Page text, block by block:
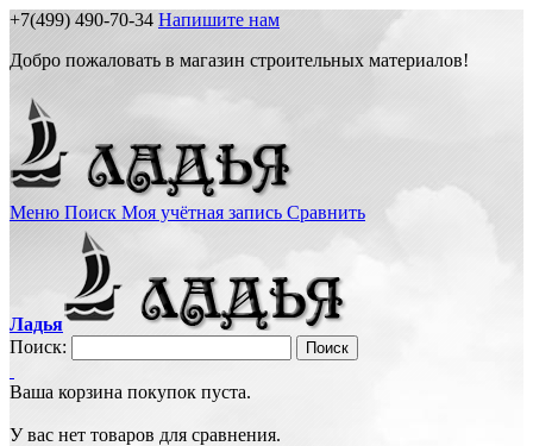
+7(499) 490-70-34 Напишите нам
Добро пожаловать в магазин строительных материалов!
Меню Поиск Моя учётная запись Сравнить
Ладья
Поиск:
Поиск
Ваша корзина покупок пуста.
У вас нет товаров для сравнения.